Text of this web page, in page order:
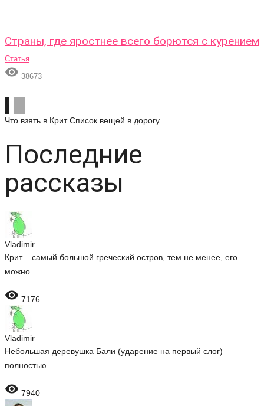
Страны, где яростнее всего борются с курением
Статья
 38673
Что взять в Крит Список вещей в дорогу
Последние
рассказы
Vladimir
Крит – самый большой греческий остров, тем не менее, его
можно...
 7176
Vladimir
Небольшая деревушка Бали (ударение на первый слог) –
полностью...
 7940